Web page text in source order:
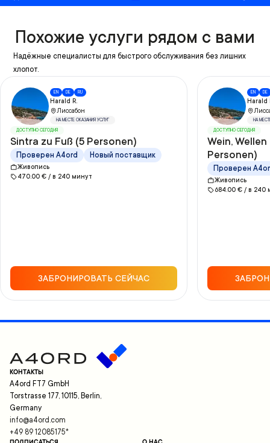
Похожие услуги рядом с вами
Надёжные специалисты для быстрого обслуживания без лишних
хлопот.
EN DE RU
Harald R.
Лиссабон
НА МЕСТЕ ОКАЗАНИЯ УСЛУГ
ДОСТУПНО СЕГОДНЯ
Sintra zu Fuß (5 Personen)
Проверен A4ord Новый поставщик
Живопись
470.00 € / в 240 минут
ЗАБРОНИРОВАТЬ СЕЙЧАС
EN DE
Harald
НА
ДОСТУПНО СЕГОДНЯ
Wein,
Personen)
Проверен
Живопись
684.00 € / в 240
КОНТАКТЫ
A4ord FT7 GmbH
Torstrasse 177, 10115, Berlin,
Germany
info@a4ord.com
+49 89 12085175*